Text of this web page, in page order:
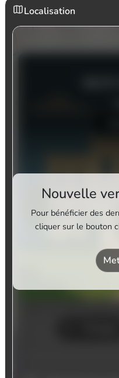
Localisation